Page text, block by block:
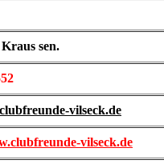
sen.
vilseck.de
vilseck.de